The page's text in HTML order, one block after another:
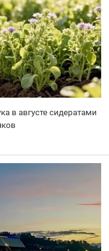
в августе сидератами